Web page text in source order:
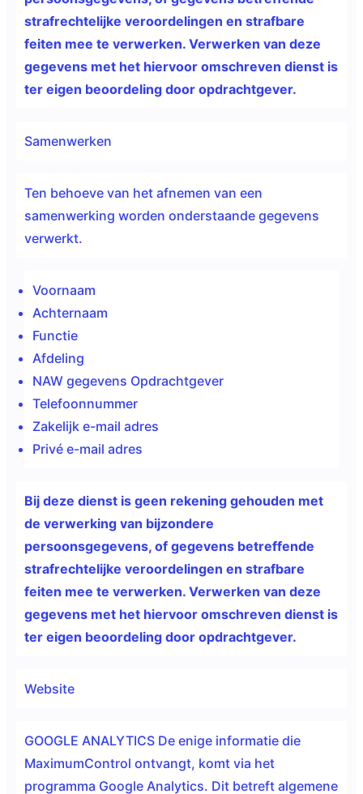
strafrechtelijke veroordelingen en strafbare
feiten mee te verwerken. Verwerken van deze
gegevens met het hiervoor omschreven dienst is
ter eigen beoordeling door opdrachtgever.
Samenwerken
Ten behoeve van het afnemen van een
samenwerking worden onderstaande gegevens
verwerkt.
Voornaam
Achternaam
Functie
Afdeling
NAW gegevens Opdrachtgever
Telefoonnummer
Zakelijk e-mail adres
Privé e-mail adres
Bij deze dienst is geen rekening gehouden met
de verwerking van bijzondere
persoonsgegevens, of gegevens betreffende
strafrechtelijke veroordelingen en strafbare
feiten mee te verwerken. Verwerken van deze
gegevens met het hiervoor omschreven dienst is
ter eigen beoordeling door opdrachtgever.
Website
GOOGLE ANALYTICS De enige informatie die
MaximumControl ontvangt, komt via het
programma Google Analytics. Dit betreft algemene